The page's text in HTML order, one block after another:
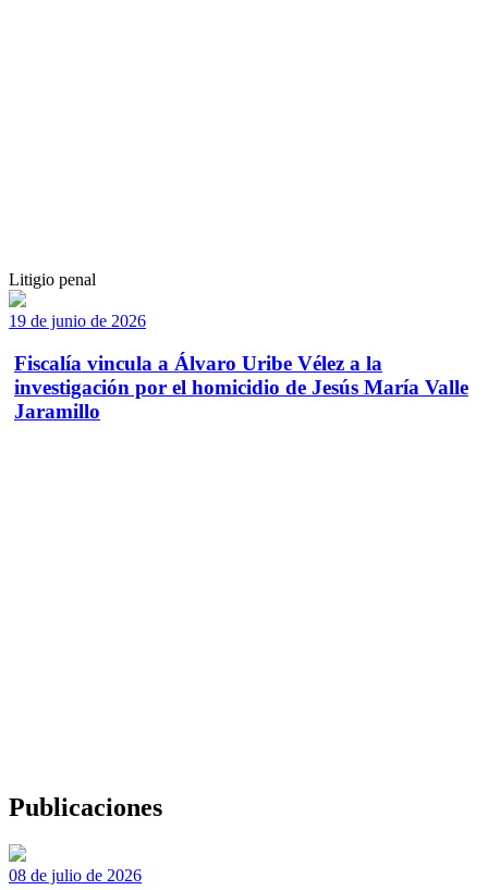
Litigio penal
19 de junio de 2026
Fiscalía vincula a Álvaro Uribe Vélez a la
investigación por el homicidio de Jesús María Valle
Jaramillo
Publicaciones
08 de julio de 2026